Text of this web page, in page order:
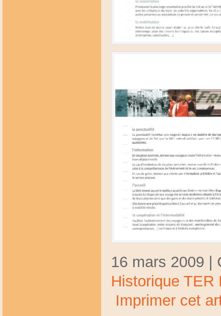
16 mars 2009 |
Historique TER
Imprimer cet